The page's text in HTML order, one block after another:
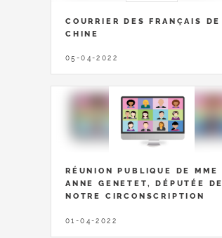
COURRIER DES FRANÇAIS DE
CHINE
05-04-2022
RÉUNION PUBLIQUE DE MME
ANNE GENETET, DÉPUTÉE DE
NOTRE CIRCONSCRIPTION
01-04-2022